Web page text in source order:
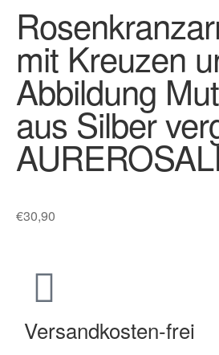
mit Kreuzen
Abbildung
aus Silber
€30,90
Versandkosten-frei